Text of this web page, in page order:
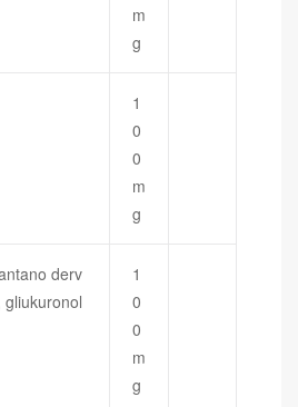
m
g
1
0
0
m
g
derv
1
0
0
m
g